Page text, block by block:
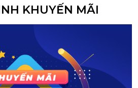
KHUYẾN MÃI